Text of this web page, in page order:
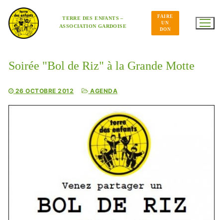
contenu
TERRE DES ENFANTS –
ASSOCIATION GARDOISE
FAIRE
UN
DON
Soirée "Bol de Riz" à la Grande Motte
26 OCTOBRE 2012 AGENDA